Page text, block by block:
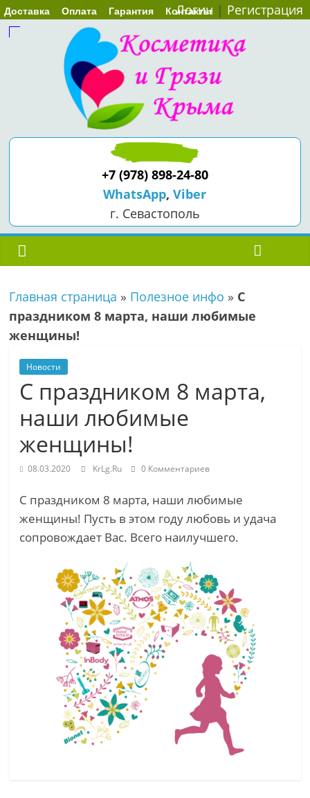
Доставка Оплата Гарантия Контакты
Логин | Регистрация
+7 (978) 898-24-80
WhatsApp,Viber
г. Севастополь
Главная страница » Полезное инфо » С
праздником 8 марта, наши любимые
женщины!
Новости
С праздником 8 марта,
наши любимые
женщины!
08.03.2020 KrLg.Ru 0 Комментариев
С праздником 8 марта, наши любимые
женщины! Пусть в этом году любовь и удача
сопровождает Вас. Всего наилучшего.